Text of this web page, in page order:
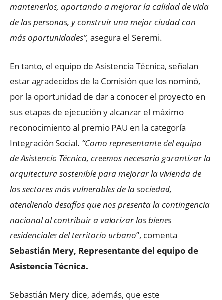
mantenerlos, aportando a mejorar la calidad de vida
de las personas, y construir una mejor ciudad con
más oportunidades”, asegura el Seremi.
En tanto, el equipo de Asistencia Técnica, señalan
estar agradecidos de la Comisión que los nominó,
por la oportunidad de dar a conocer el proyecto en
sus etapas de ejecución y alcanzar el máximo
reconocimiento al premio PAU en la categoría
Integración Social. “Como representante del equipo
de Asistencia Técnica, creemos necesario garantizar la
arquitectura sostenible para mejorar la vivienda de
los sectores más vulnerables de la sociedad,
atendiendo desafíos que nos presenta la contingencia
nacional al contribuir a valorizar los bienes
residenciales del territorio urbano”, comenta
Sebastián Mery, Representante del equipo de
Asistencia Técnica.
Sebastián Mery dice, además, que este